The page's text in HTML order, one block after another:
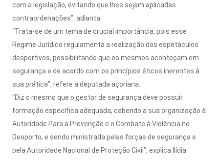
com a legislação, evitando que lhes sejam aplicadas
contraordenações”, adianta.
“Trata-se de um tema de crucial importância, pois esse
Regime Jurídico regulamenta a realização dos espetáculos
desportivos, possibilitando que os mesmos aconteçam em
segurança e de acordo com os princípios éticos inerentes à
sua prática”, refere a deputada açoriana.
“Diz o mesmo que o gestor de segurança deve possuir
formação específica adequada, cabendo a sua organização à
Autoridade Para a Prevenção e o Combate à Violência no
Desporto, e sendo ministrada pelas forças de segurança e
pela Autoridade Nacional de Proteção Civil”, explica Ilídia